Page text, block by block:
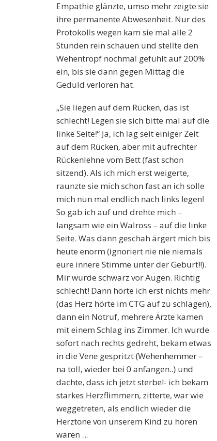
Empathie glänzte, umso mehr zeigte sie
ihre permanente Abwesenheit. Nur des
Protokolls wegen kam sie mal alle 2
Stunden rein schauen und stellte den
Wehentropf nochmal gefühlt auf 200%
ein, bis sie dann gegen Mittag die
Geduld verloren hat.
„Sie liegen auf dem Rücken, das ist
schlecht! Legen sie sich bitte mal auf die
linke Seite!“ Ja, ich lag seit einiger Zeit
auf dem Rücken, aber mit aufrechter
Rückenlehne vom Bett (fast schon
sitzend). Als ich mich erst weigerte,
raunzte sie mich schon fast an ich solle
mich nun mal endlich nach links legen!
So gab ich auf und drehte mich –
langsam wie ein Walross – auf die linke
Seite. Was dann geschah ärgert mich bis
heute enorm (ignoriert nie nie niemals
eure innere Stimme unter der Geburt!!).
Mir wurde schwarz vor Augen. Richtig
schlecht! Dann hörte ich erst nichts mehr
(das Herz hörte im CTG auf zu schlagen),
dann ein Notruf, mehrere Ärzte kamen
mit einem Schlag ins Zimmer. Ich wurde
sofort nach rechts gedreht, bekam etwas
in die Vene gespritzt (Wehenhemmer –
na toll, wieder bei 0 anfangen..) und
dachte, dass ich jetzt sterbe!- ich bekam
starkes Herzflimmern, zitterte, war wie
weggetreten, als endlich wieder die
Herztöne von unserem Kind zu hören
waren …